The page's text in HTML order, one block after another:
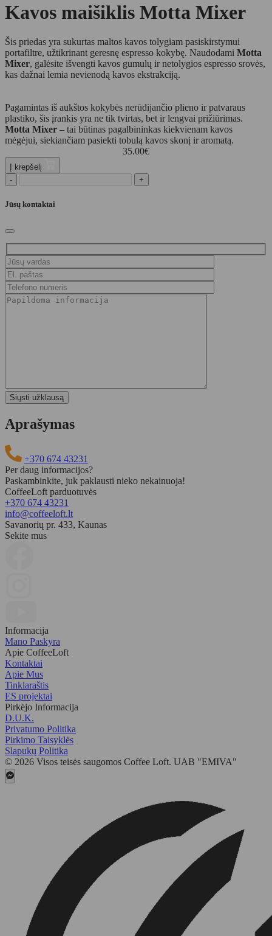
Kavos maišiklis Motta Mixer
Šis priedas yra sukurtas maltos kavos tolygiam pasiskirstymui
portafiltre, užtikrinant geresnę espresso kokybę. Naudodami Motta
Mixer, galėsite išvengti kavos gumulų ir netolygios espresso srovės,
kas dažnai lemia nevienodą kavos ekstrakciją.
Pagamintas iš aukštos kokybės nerūdijančio plieno ir patvaraus
plastiko, šis įrankis yra ne tik tvirtas, bet ir lengvai prižiūrimas.
Motta Mixer – tai būtinas pagalbininkas kiekvienam kavos
mėgėjui, siekiančiam pasiekti tobulą kavos skonį ir aromatą.
35.00€
Į krepšelį
-
+
Jūsų kontaktai
Aprašymas
+370 674 43231
Per daug informacijos?
Paskambinkite, juk paklausti nieko nekainuoja!
CoffeeLoft parduotuvės
+370 674 43231
info@coffeeloft.lt
Savanorių pr. 433, Kaunas
Sekite mus
Informacija
Mano Paskyra
Apie CoffeeLoft
Kontaktai
Apie Mus
Tinklaraštis
ES projektai
Pirkėjo Informacija
D.U.K.
Privatumo Politika
Pirkimo Taisyklės
Slapukų Politika
© 2026 Visos teisės saugomos Coffee Loft. UAB "EMIVA"